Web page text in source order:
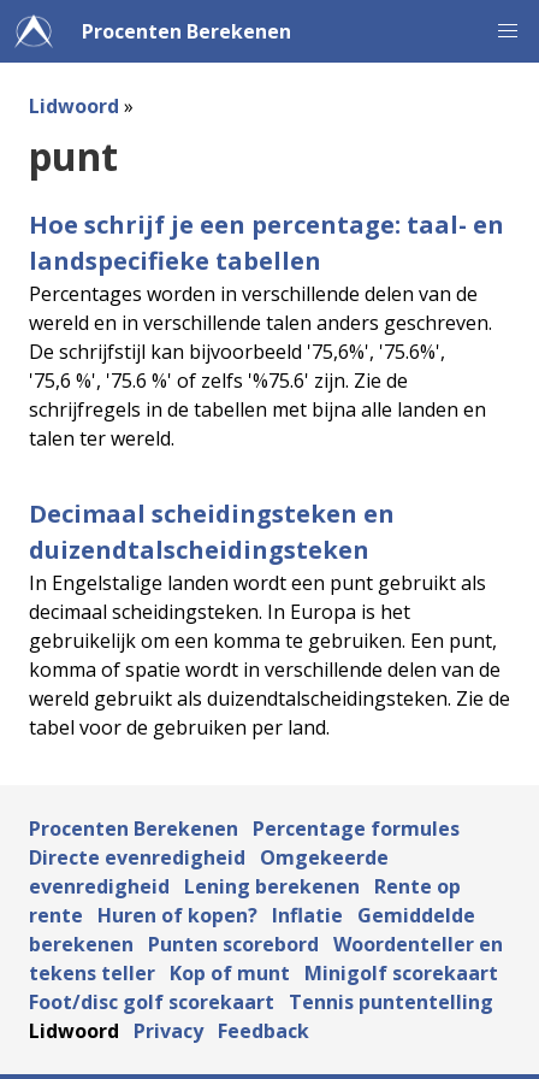
Procenten Berekenen
Lidwoord »
punt
Hoe schrijf je een percentage: taal- en
landspecifieke tabellen
Percentages worden in verschillende delen van de
wereld en in verschillende talen anders geschreven.
De schrijfstijl kan bijvoorbeeld '75,6%', '75.6%',
'75,6 %', '75.6 %' of zelfs '%75.6' zijn. Zie de
schrijfregels in de tabellen met bijna alle landen en
talen ter wereld.
Decimaal scheidingsteken en
duizendtalscheidingsteken
In Engelstalige landen wordt een punt gebruikt als
decimaal scheidingsteken. In Europa is het
gebruikelijk om een ​​komma te gebruiken. Een punt,
komma of spatie wordt in verschillende delen van de
wereld gebruikt als duizendtalscheidingsteken. Zie de
tabel voor de gebruiken per land.
Procenten Berekenen
Percentage formules
Directe evenredigheid
Omgekeerde
evenredigheid
Lening berekenen
Rente op
rente
Huren of kopen? Inflatie
Gemiddelde
berekenen
Punten scorebord Woordenteller en
tekens teller Kop of munt
Minigolf scorekaart
Foot/disc golf scorekaart
Tennis puntentelling
Lidwoord
Privacy Feedback